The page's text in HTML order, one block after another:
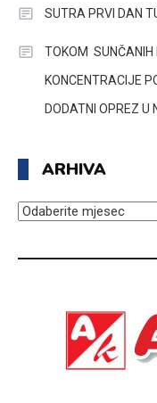
SUTRA PRVI DAN
TOKOM
KONCENTRACIJE
DODATNI OPREZ U
ARHIVA
ARHIVA